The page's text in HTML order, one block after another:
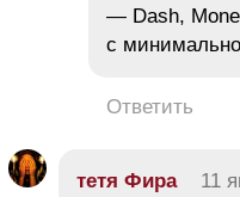
— Dash,
с
Ответить
тетя Фира 11